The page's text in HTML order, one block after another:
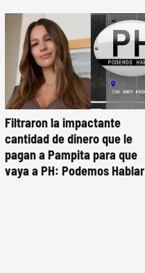
Filtraron la impactante
cantidad de dinero que le
pagan a Pampita para que
vaya a PH: Podemos Hablar